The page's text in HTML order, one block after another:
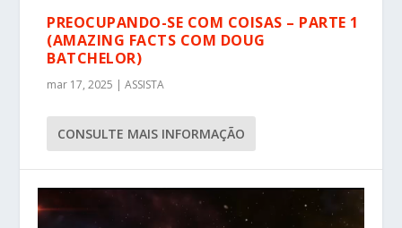
PREOCUPANDO-SE COM COISAS – PARTE 1
(AMAZING FACTS COM DOUG
BATCHELOR)
mar 17, 2025 |ASSISTA
CONSULTE MAIS INFORMAÇÃO